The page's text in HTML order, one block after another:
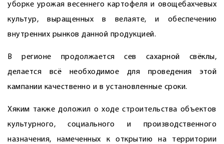
уборке урожая весеннего картофеля и овощебахчевых
культур, выращенных в велаяте, и обеспечению
внутренних рынков данной продукцией.
В регионе продолжается сев сахарной свёклы,
делается всё необходимое для проведения этой
кампании качественно и в установленные сроки.
Хяким также доложил о ходе строительства объектов
культурного, социального и производственного
назначения, намеченных к открытию на территории